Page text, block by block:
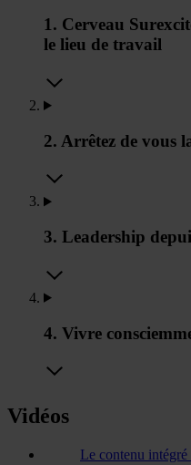
1. Cerveau
le lieu de travail
2. Arrêtez de vous
3. Leadership
4. Vivre
Vidéos
Le contenu